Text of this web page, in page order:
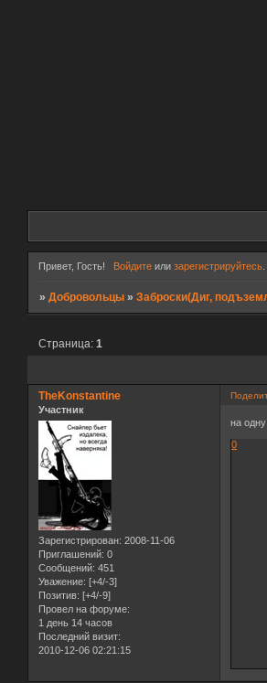
Привет, Гость! Войдитеили зарегистрируйтесь.
»Добровольцы »Заброски(Диг,
Страница:1
TheKonstantine
Участник
Зарегистрирован: 2008-11-06
Приглашений: 0
Сообщений: 451
Уважение: [+4/-3]
Позитив: [+4/-9]
Провел на форуме:
1 день 14 часов
Последний визит:
2010-12-06 02:21:15
на
0